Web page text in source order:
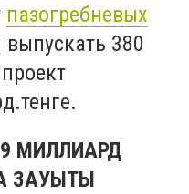
пазогребневых
380
МИЛЛИАРД
ЗАУЫТЫ